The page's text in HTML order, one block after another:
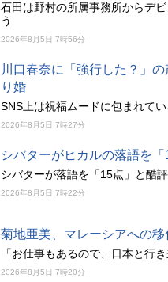
石田は野村の所属事務所からデ
う
2026年8月5日 7時56分
川口春奈に「強行した？」
り婚
SNS上は祝福ムードに包まれて
2026年8月5日 7時27分
シバターがヒカルの落語を
シバターが落語を「15点」と酷
2026年8月5日 7時22分
菊地亜美、マレーシアへの
「お仕事もあるので、日本と行
2026年8月5日 7時20分